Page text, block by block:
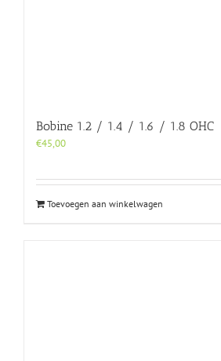
Bobine 1.2 / 1.4 / 1.6 / 1.8 OHC
€45,00
Toevoegen aan winkelwagen